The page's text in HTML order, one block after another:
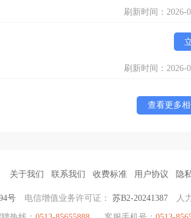
刷新时间：2026-
刷新时间：2026-
查看更多
关于我们 联系我们 收费标准 用户协议 隐
号 电信增值业务许可证： 苏B2-20241387 人